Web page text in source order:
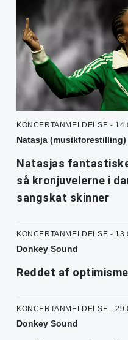
KONCERTANMELDELSE -
Natasja (musikforestilling)
Natasjas
så kronjuvelerne i
sangskat skinner
KONCERTANMELDELSE -
Donkey Sound
Reddet af
KONCERTANMELDELSE -
Donkey Sound